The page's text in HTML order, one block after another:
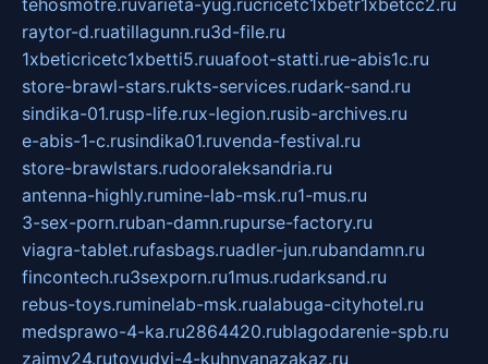
raytor-d.ruatillagunn.ru3d-file.ru
1xbeticricetc1xbetti5.ruuafoot-statti.rue-abis1c.ru
store-brawl-stars.rukts-services.rudark-sand.ru
sindika-01.rusp-life.rux-legion.rusib-archives.ru
e-abis-1-c.rusindika01.ruvenda-festival.ru
store-brawlstars.rudooraleksandria.ru
antenna-highly.rumine-lab-msk.ru1-mus.ru
3-sex-porn.ruban-damn.rupurse-factory.ru
viagra-tablet.rufasbags.ruadler-jun.rubandamn.ru
fincontech.ru3sexporn.ru1mus.rudarksand.ru
rebus-toys.ruminelab-msk.rualabuga-cityhotel.ru
medsprawo-4-ka.ru2864420.rublagodarenie-spb.ru
zajmy24.rutovudyi-4-kuhnyanazakaz.ru